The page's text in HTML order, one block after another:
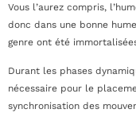
Vous l’aurez compris,
donc dans une bonne
genre ont été
Durant les phases
nécessaire pour le
synchronisation des